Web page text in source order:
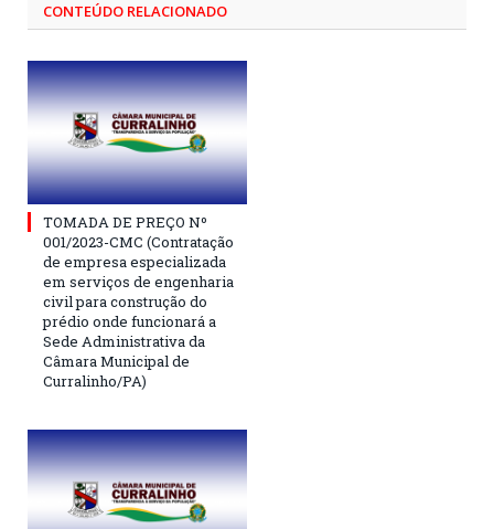
CONTEÚDO RELACIONADO
TOMADA DE PREÇO Nº
001/2023-CMC (Contratação
de empresa especializada
em serviços de engenharia
civil para construção do
prédio onde funcionará a
Sede Administrativa da
Câmara Municipal de
Curralinho/PA)